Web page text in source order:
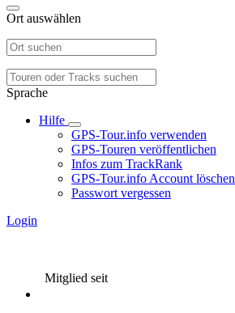
Ort auswählen
Sprache
Hilfe
GPS-Tour.info verwenden
GPS-Touren veröffentlichen
Infos zum TrackRank
GPS-Tour.info Account löschen
Passwort vergessen
Login
Mitglied seit